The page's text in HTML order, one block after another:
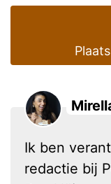
Ik ben
redactie bij